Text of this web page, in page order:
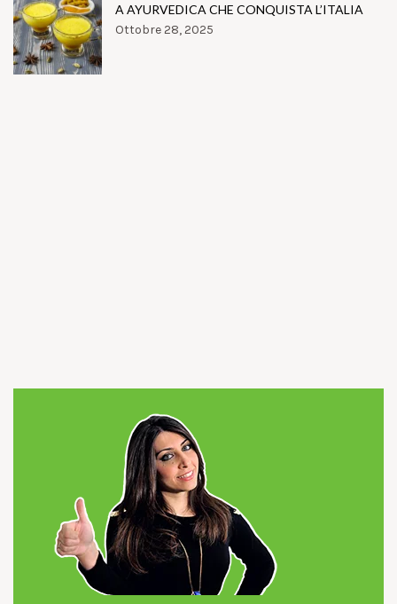
A AYURVEDICA CHE CONQUISTA L’ITALIA
Ottobre 28, 2025